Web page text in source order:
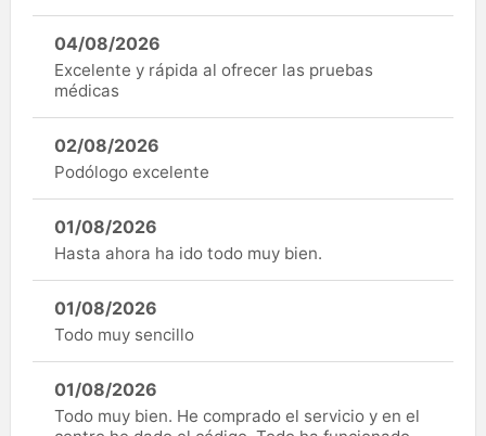
04/08/2026
Excelente y rápida al ofrecer las pruebas
médicas
02/08/2026
Podólogo excelente
01/08/2026
Hasta ahora ha ido todo muy bien.
01/08/2026
Todo muy sencillo
01/08/2026
Todo muy bien. He comprado el servicio y en el